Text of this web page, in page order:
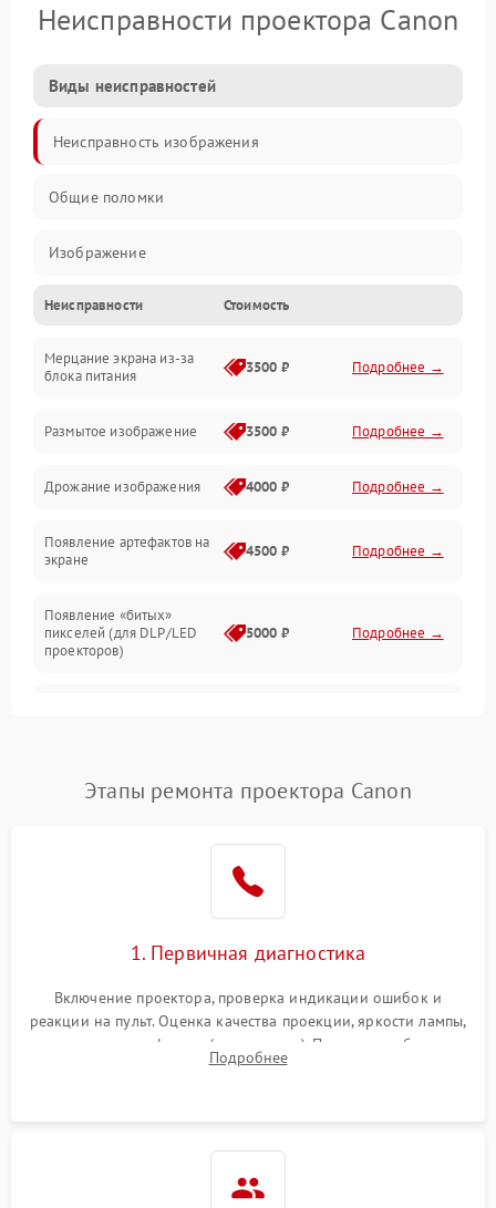
Неисправности проектора Canon
Виды неисправностей
Неисправность изображения
Общие поломки
Изображение
Лампа подсветки
Неисправность управления и интерфейсов
Неисправности Стоимость
Мерцание экрана из-за
блока питания
3500 ₽ Подробнее →
Размытое изображение 3500 ₽ Подробнее →
Дрожание изображения 4000 ₽ Подробнее →
Появление артефактов на
экране
4500 ₽ Подробнее →
Появление «битых»
пикселей (для DLP/LED
проекторов)
5000 ₽ Подробнее →
Нестабильная яркость или
контраст
4000 ₽ Подробнее →
Неравномерная подсветка
автоматическая коррекция
трапеции (Keystone)
Проблемы с
масштабированием
Подробнее →
Этапы ремонта проектора Canon
1. Первичная диагностика
Включение проектора, проверка индикации ошибок и
реакции на пульт. Оценка качества проекции, яркости лампы,
наличия артефактов (точки, пятна). Проверка работы
системы охлаждения по уровню шума вентиляторов.
Подробнее